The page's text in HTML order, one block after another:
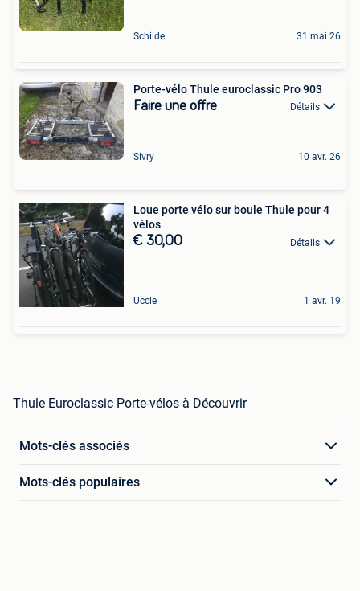
Schilde 31 mai 26
Porte-vélo Thule euroclassic Pro 903
Faire une offre Détails
Sivry 10 avr. 26
Loue porte vélo sur boule Thule pour 4
vélos
€ 30,00 Détails
Uccle 1 avr. 19
Thule Euroclassic Porte-vélos à Découvrir
Mots-clés associés
Mots-clés populaires